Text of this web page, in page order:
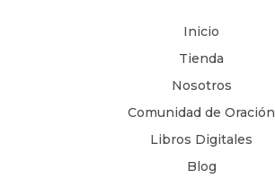
Inicio
Tienda
Nosotros
Comunidad de Oración
Libros Digitales
Blog